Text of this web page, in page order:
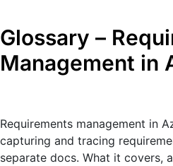
Glossary –
Management in
Requirements management in
capturing and tracing
separate docs. What it covers,